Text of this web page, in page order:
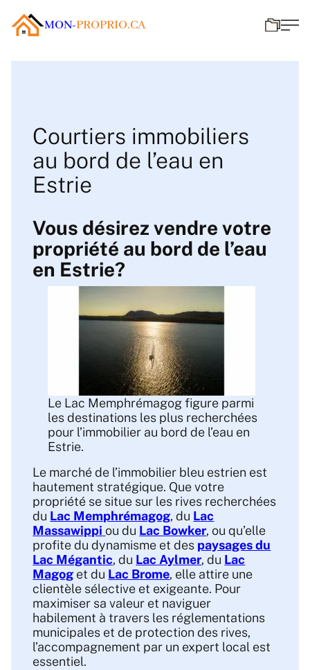
MON-PROPRIO.CA
Courtiers immobiliers
au bord de l’eau en
Estrie
Vous désirez vendre votre
propriété au bord de l’eau
en Estrie?
Le Lac Memphrémagog figure parmi
les destinations les plus recherchées
pour l’immobilier au bord de l’eau en
Estrie.
Le marché de l’immobilier bleu estrien est
hautement stratégique. Que votre
propriété se situe sur les rives recherchées
du Lac Memphrémagog, du Lac
Massawippi ou du Lac Bowker, ou qu’elle
profite du dynamisme et des paysages du
Lac Mégantic, du Lac Aylmer, du Lac
Magog et du Lac Brome, elle attire une
clientèle sélective et exigeante. Pour
maximiser sa valeur et naviguer
habilement à travers les réglementations
municipales et de protection des rives,
l’accompagnement par un expert local est
essentiel.